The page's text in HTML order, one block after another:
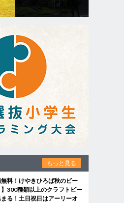
もっと見る
無料！けやきひろば秋のビー
300種類以上のクラフトビー
る！土日祝日はアーリーオ